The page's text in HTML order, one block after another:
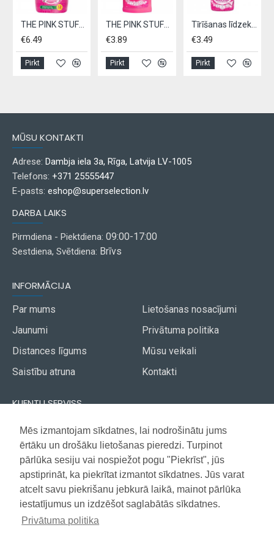
Mēs izmantojam sīkdatnes, lai nodrošinātu jums
ērtāku un drošāku lietošanas pieredzi. Turpinot
pārlūka sesiju vai nospiežot pogu "Piekrīst", jūs
apstiprināt, ka piekrītat izmantot sīkdatnes. Jūs varat
atcelt savu piekrišanu jebkurā laikā, mainot pārlūka
iestatījumus un izdzēšot saglabātās sīkdatnes.
Privātuma politika
THE PINK STUFF šķidrais veļas mazgāšanas līdzeklis BIO 960ml
€6.49
Pirkt
€3.89
Pirkt
Tīrīšanas līdzeklis paklājiem un mīkstajām mēbelēm, THE PINK STUFF,- 500ml
€3.49
Pirkt
MŪSU KONTAKTI
Adrese: Dambja iela 3a, Rīga, Latvija LV-1005
Telefons: +371 25555447
E-pasts: eshop@superselection.lv
DARBA LAIKS
Pirmdiena - Piektdiena: 09:00-17:00
Sestdiena, Svētdiena: Brīvs
INFORMĀCIJA
Par mums
Jaunumi
Distances līgums
Saistību atruna
Lietošanas nosacījumi
Privātuma politika
Mūsu veikali
Kontakti
KLIENTU SERVISS
Piegāde
Apmaksa
Garantija
Akcijas avīze
Vietnes karte
Copyright © 2021, Super Selection, Visas tiesības aizsargātas